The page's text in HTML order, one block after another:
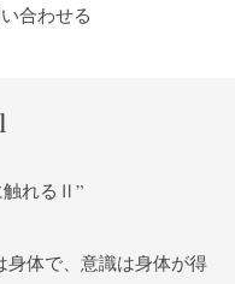
合わせる
れるⅡ”
身体で、意識は身体が得